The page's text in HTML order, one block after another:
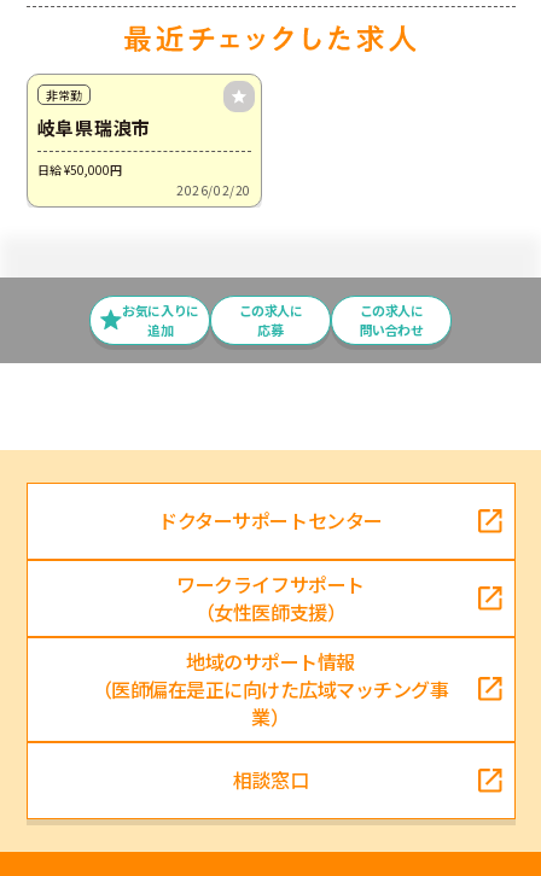
非常勤
岐阜県瑞浪市
日給 ¥50,000円
2026/02/20
お気に入りに
追加
この求⼈に
応募
この求人に
問い合わせ
ドクターサポートセンター
ワークライフサポート
（女性医師支援）
地域のサポート情報
（医師偏在是正に向けた広域マッチング事
業）
相談窓口